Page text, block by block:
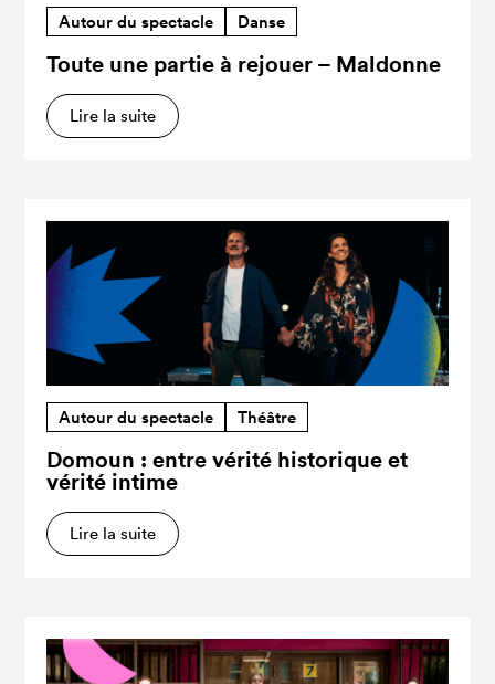
Autour du spectacle Danse
Toute une partie à rejouer – Maldonne
Lire la suite
Autour du spectacle Théâtre
Domoun : entre vérité historique et
vérité intime
Lire la suite